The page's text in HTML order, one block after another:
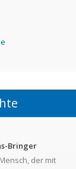
Bringer
der mit